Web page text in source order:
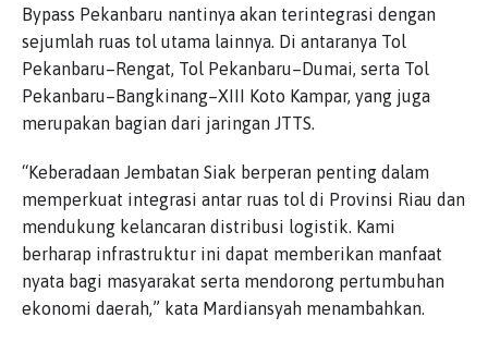
Bypass Pekanbaru nantinya akan terintegrasi dengan
sejumlah ruas tol utama lainnya. Di antaranya Tol
Pekanbaru–Rengat, Tol Pekanbaru–Dumai, serta Tol
Pekanbaru–Bangkinang–XIII Koto Kampar, yang juga
merupakan bagian dari jaringan JTTS.
“Keberadaan Jembatan Siak berperan penting dalam
memperkuat integrasi antar ruas tol di Provinsi Riau dan
mendukung kelancaran distribusi logistik. Kami
berharap infrastruktur ini dapat memberikan manfaat
nyata bagi masyarakat serta mendorong pertumbuhan
ekonomi daerah,” kata Mardiansyah menambahkan.